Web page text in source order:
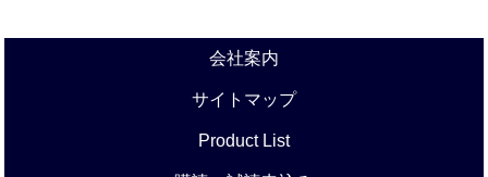
会社案内
サイトマップ
Product List